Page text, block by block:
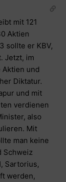
mit 121
Aktien
sollte er KBV,
Jetzt, im
Aktien und
Diktatur.
und mit
verdienen
also
Mit
man keine
Schweiz
Sartorius,
werden,